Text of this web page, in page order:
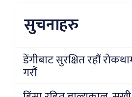
सुचनाहरु
डेंगीबाट सुरक्षित रहौं
गरौं